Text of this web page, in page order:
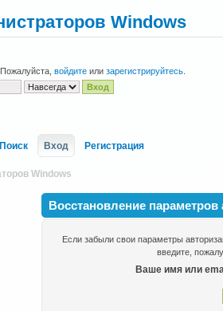
Windows
. Пожалуйста, войдите или зарегистрируйтесь
Поиск Вход Регистрация
Windows
Восстановление параметров
Если забыли свои параметры
введите,
Ваше имя или